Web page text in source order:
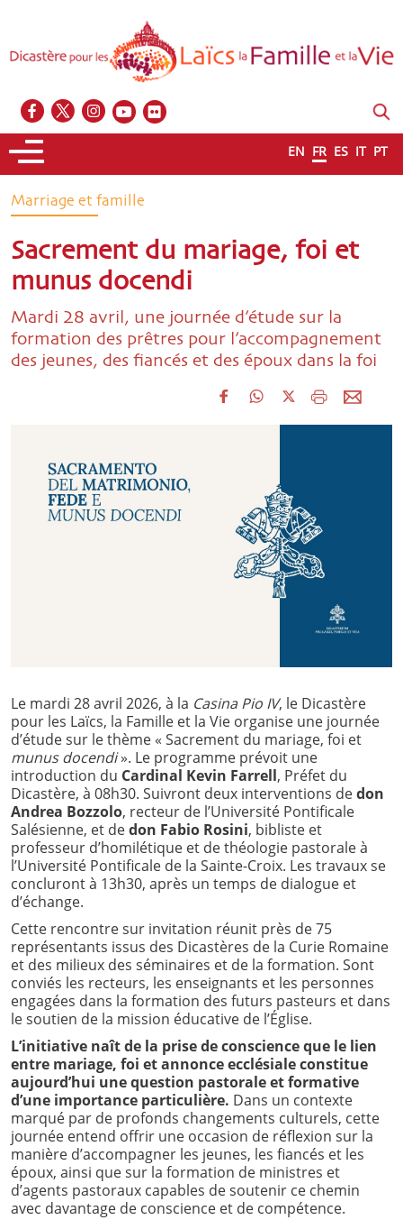
EN FR ES IT PT
Marriage et famille
Sacrement du mariage, foi et
munus docendi
Mardi 28 avril, une journée d’étude sur la
formation des prêtres pour l’accompagnement
des jeunes, des fiancés et des époux dans la foi
Le mardi 28 avril 2026, à la Casina Pio IV, le Dicastère
pour les Laïcs, la Famille et la Vie organise une journée
d’étude sur le thème « Sacrement du mariage, foi et
munus docendi». Le programme prévoit une
introduction du Cardinal Kevin Farrell, Préfet du
Dicastère, à 08h30. Suivront deux interventions dedon
Andrea Bozzolo, recteur de l’Université Pontificale
Salésienne, et dedon Fabio Rosini, bibliste et
professeur d’homilétique et de théologie pastorale à
l’Université Pontificale de la Sainte-Croix. Les travaux se
concluront à 13h30, après un temps de dialogue et
d’échange.
Cette rencontre sur invitation réunit près de 75
représentants issus des Dicastères de la Curie Romaine
et des milieux des séminaires et de la formation. Sont
conviés les recteurs, les enseignants et les personnes
engagées dans la formation des futurs pasteurs et dans
le soutien de la mission éducative de l’Église.
L’initiative naît de la prise de conscience que le lien
entre mariage, foi et annonce ecclésiale constitue
aujourd’hui une question pastorale et formative
d’une importance particulière. Dans un contexte
marqué par de profonds changements culturels, cette
journée entend offrir une occasion de réflexion sur la
manière d’accompagner les jeunes, les fiancés et les
époux, ainsi que sur la formation de ministres et
d’agents pastoraux capables de soutenir ce chemin
avec davantage de conscience et de compétence.